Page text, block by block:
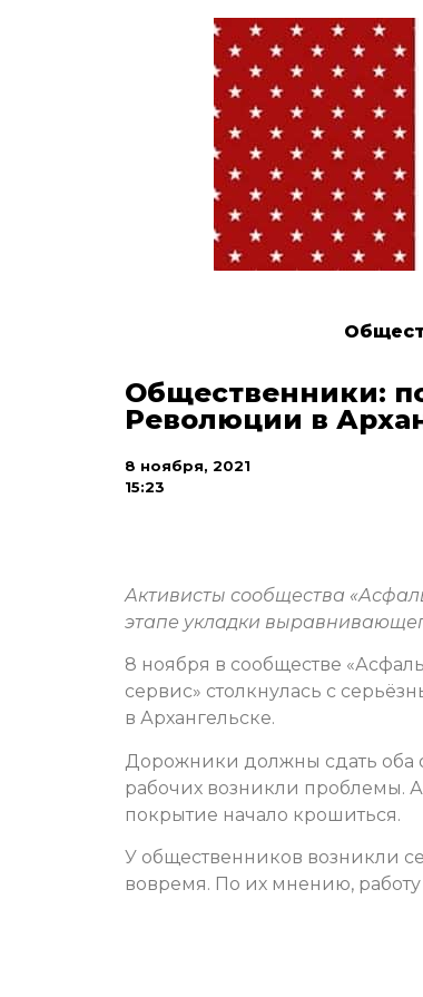
Общественники:
Революции в
8 ноября, 2021
15:23
Активисты сообщества
этапе укладки
8 ноября в сообществе
сервис» столкнулась с
в Архангельске.
Дорожники должны сдать оба
рабочих возникли проблемы.
покрытие начало крошиться.
У общественников возникли
вовремя. По их мнению,